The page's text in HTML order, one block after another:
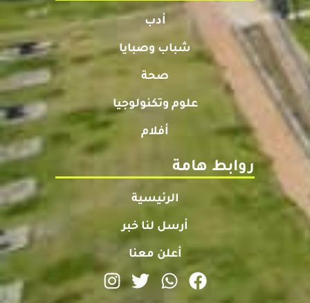
أدب
شباب وصبايا
صحة
علوم وتكنولوجيا
أفلام
روابط هامة
الرئيسية
أرسل لنا خبر
أعلن معنا